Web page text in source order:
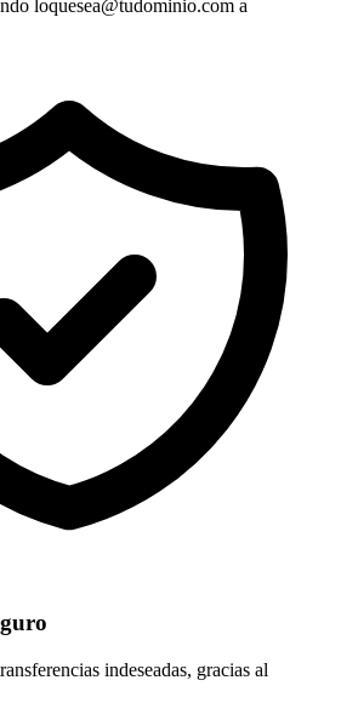
loquesea@tudominio.com a
indeseadas, gracias al